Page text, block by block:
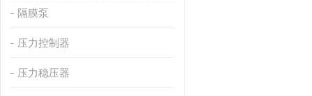
隔膜泵
压力控制器
压力稳压器